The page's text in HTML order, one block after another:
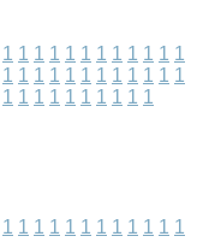
1 1 1 1 1 1 1 1 1 1 1 1
1 1 1 1 1 1 1 1 1 1 1 1
1 1 1 1 1 1 1 1 1 1
1 1 1 1 1 1 1 1 1 1 1 1